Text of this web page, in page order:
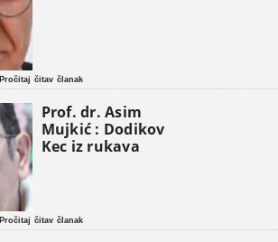
Pročitaj čitav članak
Prof. dr. Asim
Mujkić : Dodikov
Kec iz rukava
Pročitaj čitav članak